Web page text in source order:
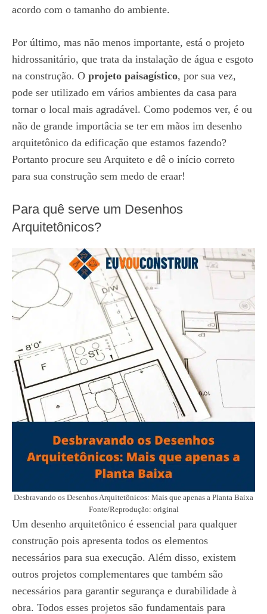
acordo com o tamanho do ambiente.
Por último, mas não menos importante, está o projeto
hidrossanitário, que trata da instalação de água e esgoto
na construção. O projeto paisagístico, por sua vez,
pode ser utilizado em vários ambientes da casa para
tornar o local mais agradável. Como podemos ver, é ou
não de grande importâcia se ter em mãos im desenho
arquitetônico da edificação que estamos fazendo?
Portanto procure seu Arquiteto e dê o início correto
para sua construção sem medo de eraar!
Para quê serve um Desenhos
Arquitetônicos?
Desbravando os Desenhos Arquitetônicos: Mais que apenas a Planta Baixa
Fonte/Reprodução: original
Um desenho arquitetônico é essencial para qualquer
construção pois apresenta todos os elementos
necessários para sua execução. Além disso, existem
outros projetos complementares que também são
necessários para garantir segurança e durabilidade à
obra. Todos esses projetos são fundamentais para